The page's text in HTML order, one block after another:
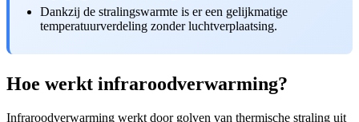
Dankzij de stralingswarmte is er een gelijkmatige
temperatuurverdeling zonder luchtverplaatsing.
Hoe werkt infraroodverwarming?
Infraroodverwarming werkt door golven van thermische straling uit